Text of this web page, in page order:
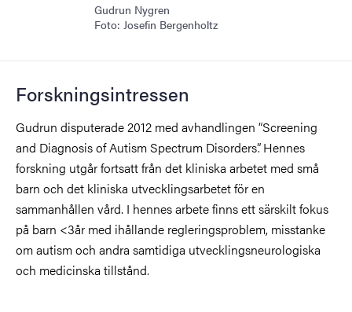
Gudrun Nygren
Foto: Josefin Bergenholtz
Forskningsintressen
Gudrun disputerade 2012 med avhandlingen “Screening
and Diagnosis of Autism Spectrum Disorders”. Hennes
forskning utgår fortsatt från det kliniska arbetet med små
barn och det kliniska utvecklingsarbetet för en
sammanhållen vård. I hennes arbete finns ett särskilt fokus
på barn <3år med ihållande regleringsproblem, misstanke
om autism och andra samtidiga utvecklingsneurologiska
och medicinska tillstånd.